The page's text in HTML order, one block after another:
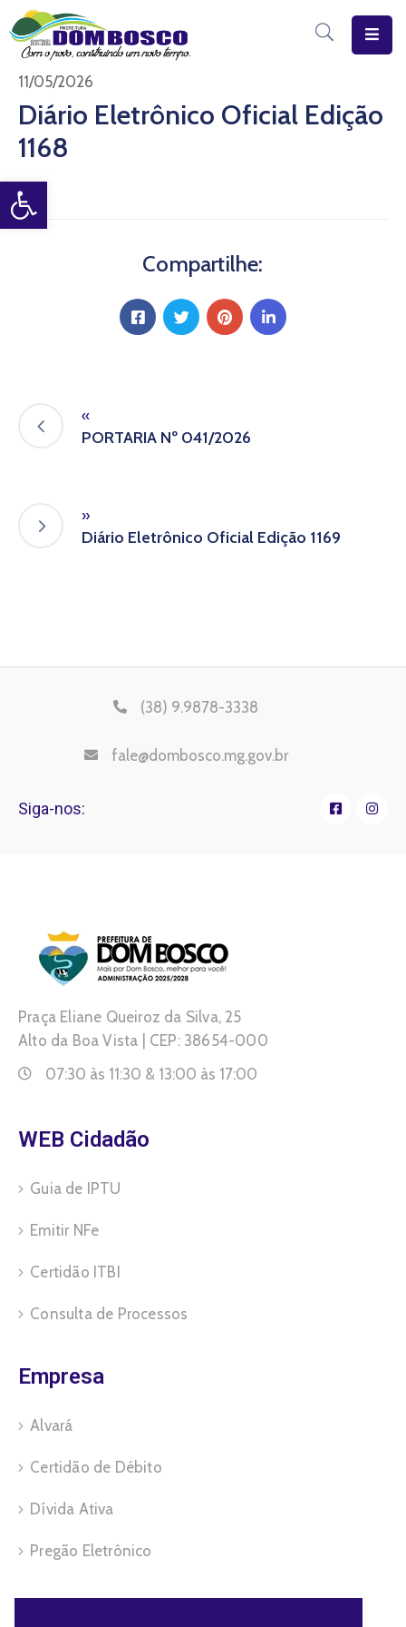
Open toolbar
Início
O
Município
Estrutura
Diário
11/05/2026
Diário Eletrônico Oficial Edição
1168
Compartilhe:
«
PORTARIA Nº 041/2026
»
Diário Eletrônico Oficial Edição 1169
(38) 9.9878-3338
fale@dombosco.mg.gov.br
Siga-nos:
Praça Eliane Queiroz da Silva, 25
Alto da Boa Vista | CEP: 38654-000
07:30 às 11:30 & 13:00 às 17:00
WEB Cidadão
Guia de IPTU
Emitir NFe
Certidão ITBI
Consulta de Processos
Empresa
Alvará
Certidão de Débito
Dívida Ativa
Pregão Eletrônico